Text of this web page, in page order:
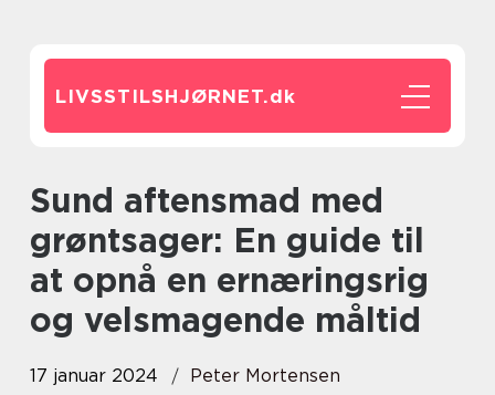
LIVSSTILSHJØRNET.dk
Sund aftensmad med
grøntsager: En guide til
at opnå en ernæringsrig
og velsmagende måltid
17 januar 2024
Peter Mortensen